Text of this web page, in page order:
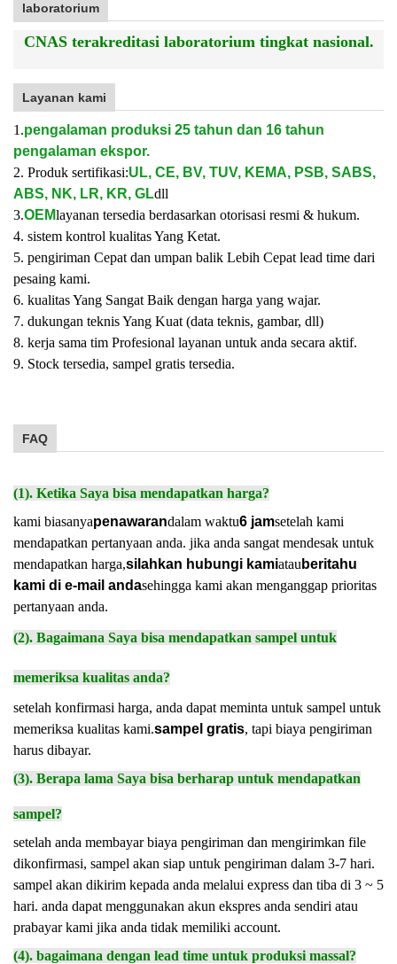
laboratorium
CNAS terakreditasi laboratorium tingkat nasional.
Layanan kami
1.pengalaman produksi 25 tahun dan 16 tahun
pengalaman ekspor.
2. Produk sertifikasi:UL, CE, BV, TUV, KEMA, PSB, SABS,
ABS, NK, LR, KR, GLdll
3.OEMlayanan tersedia berdasarkan otorisasi resmi & hukum.
4. sistem kontrol kualitas Yang Ketat.
5. pengiriman Cepat dan umpan balik Lebih Cepat lead time dari
pesaing kami.
6. kualitas Yang Sangat Baik dengan harga yang wajar.
7. dukungan teknis Yang Kuat (data teknis, gambar, dll)
8. kerja sama tim Profesional layanan untuk anda secara aktif.
9. Stock tersedia, sampel gratis tersedia.
FAQ
(1). Ketika Saya bisa mendapatkan harga?
kami biasanyapenawarandalam waktu6 jamsetelah kami
mendapatkan pertanyaan anda. jika anda sangat mendesak untuk
mendapatkan harga,silahkan hubungi kamiatau beritahu
kami di e-mail andasehingga kami akan menganggap prioritas
pertanyaan anda.
(2). Bagaimana Saya bisa mendapatkan sampel untuk
memeriksa kualitas anda?
setelah konfirmasi harga, anda dapat meminta untuk sampel untuk
memeriksa kualitas kami.sampel gratis, tapi biaya pengiriman
harus dibayar.
(3). Berapa lama Saya bisa berharap untuk mendapatkan
sampel?
setelah anda membayar biaya pengiriman dan mengirimkan file
dikonfirmasi, sampel akan siap untuk pengiriman dalam 3-7 hari.
sampel akan dikirim kepada anda melalui express dan tiba di 3 ~ 5
hari. anda dapat menggunakan akun ekspres anda sendiri atau
prabayar kami jika anda tidak memiliki account.
(4). bagaimana dengan lead time untuk produksi massal?